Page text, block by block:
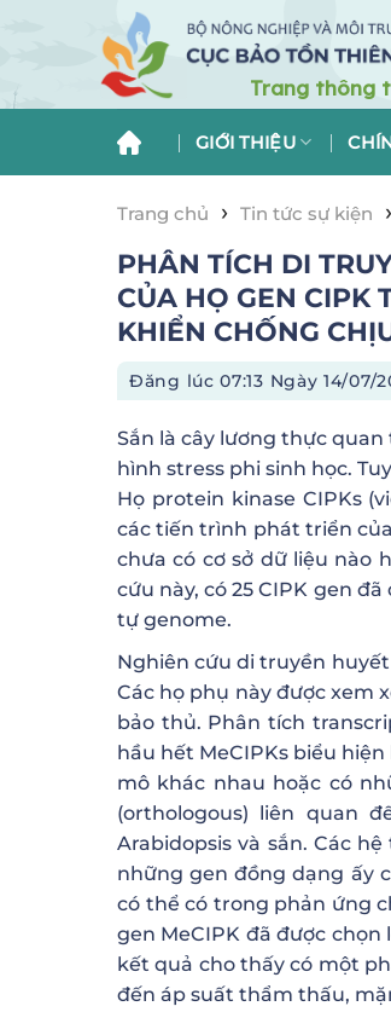
GIỚI THIỆU
Trang chủ › Tin tức sự kiện ›
SẮN VÀ SỰ THỂ HIỆN CỦA
PHÂN TÍCH DI
CỦA HỌ GEN CIPK
KHIỂN CHỐNG
Đăng lúc07:13 Ngày 14/07/
Sắn là cây lương thực
hình stress phi sinh học.
Họ protein kinase CIPKs
các tiến trình phát triển
chưa có cơ sở dữ liệu nào
cứu này, có 25 CIPK gen
tự genome.
Nghiên cứu di truyền
Các họ phụ này được xem
bảo thủ. Phân tích
hầu hết MeCIPKs biểu
mô khác nhau hoặc có
(orthologous) liên quan
Arabidopsis và sắn. Các
những gen đồng dạng ấy
có thể có trong phản ứng
gen MeCIPK đã được
kết quả cho thấy có một
đến áp suất thẩm thấu,